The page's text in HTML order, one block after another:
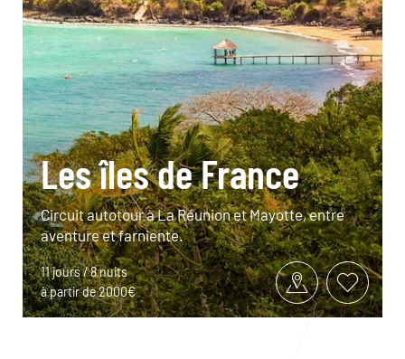
Les îles de France
Circuit autotour à La Réunion et Mayotte, entre
aventure et farniente.
11 jours / 8 nuits
à partir de 2000€